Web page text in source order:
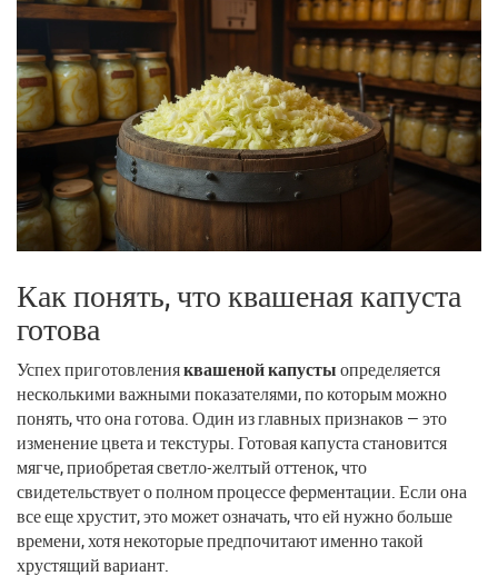
Как понять, что квашеная капуста
готова
Успех приготовленияквашеной капустыопределяется
несколькими важными показателями, по которым можно
понять, что она готова. Один из главных признаков — это
изменение цвета и текстуры. Готовая капуста становится
мягче, приобретая светло-желтый оттенок, что
свидетельствует о полном процессе ферментации. Если она
все еще хрустит, это может означать, что ей нужно больше
времени, хотя некоторые предпочитают именно такой
хрустящий вариант.